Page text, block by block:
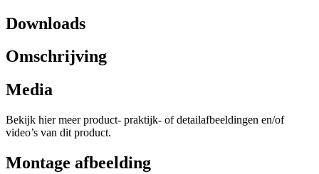
Downloads
Omschrijving
Media
Bekijk hier meer product- praktijk- of detailafbeeldingen en/of
video’s van dit product.
Montage afbeelding